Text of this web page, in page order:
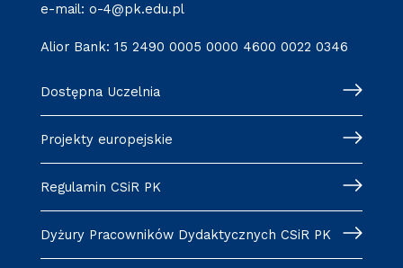
e-mail: o-4@pk.edu.pl
Alior Bank: 15 2490 0005 0000 4600 0022 0346
Dostępna Uczelnia
Projekty europejskie
Regulamin CSiR PK
Dyżury Pracowników Dydaktycznych CSiR PK